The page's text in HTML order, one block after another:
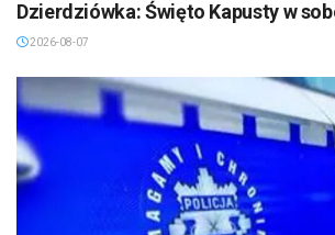
Dzierdziówka: Święto Kapusty w
2026-08-07